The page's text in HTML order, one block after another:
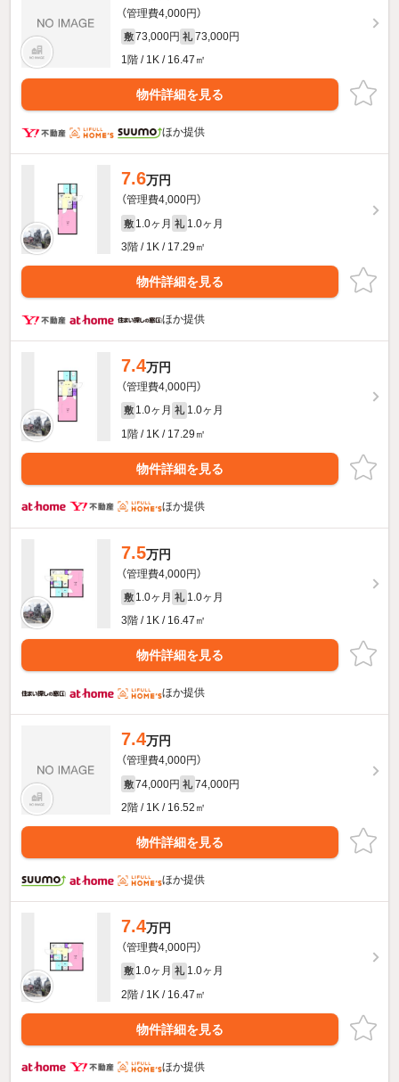
（管理費4,000円）
敷 73,000円 礼 73,000円
1階 / 1K / 16.47㎡
物件詳細を見る
ほか提供
7.6万円
（管理費4,000円）
敷 1.0ヶ月 礼 1.0ヶ月
3階 / 1K / 17.29㎡
物件詳細を見る
ほか提供
7.4万円
（管理費4,000円）
敷 1.0ヶ月 礼 1.0ヶ月
1階 / 1K / 17.29㎡
物件詳細を見る
ほか提供
7.5万円
（管理費4,000円）
敷 1.0ヶ月 礼 1.0ヶ月
3階 / 1K / 16.47㎡
物件詳細を見る
ほか提供
7.4万円
（管理費4,000円）
敷 74,000円 礼 74,000円
2階 / 1K / 16.52㎡
物件詳細を見る
ほか提供
7.4万円
（管理費4,000円）
敷 1.0ヶ月 礼 1.0ヶ月
2階 / 1K / 16.47㎡
物件詳細を見る
ほか提供